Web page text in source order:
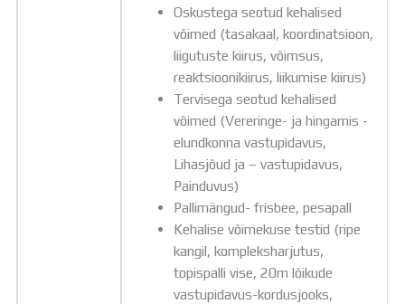
Oskustega seotud kehalised
võimed (tasakaal, koordinatsioon,
liigutuste kiirus, võimsus,
reaktsioonikiirus, liikumise kiirus)
Tervisega seotud kehalised
võimed (Vereringe- ja hingamis -
elundkonna vastupidavus,
Lihasjõud ja – vastupidavus,
Painduvus)
Pallimängud- frisbee, pesapall
Kehalise võimekuse testid (ripe
kangil, kompleksharjutus,
topispalli vise, 20m lõikude
vastupidavus-kordusjooks,